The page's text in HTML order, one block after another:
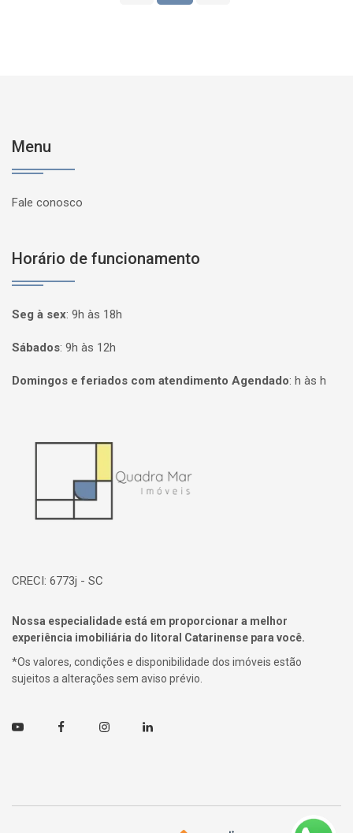
Menu
Fale conosco
Horário de funcionamento
Seg à sex: 9h às 18h
Sábados: 9h às 12h
Domingos e feriados com atendimento Agendado: h às h
CRECI: 6773j - SC
Nossa especialidade está em proporcionar a melhor
experiência imobiliária do litoral Catarinense para você.
*Os valores, condições e disponibilidade dos imóveis estão
sujeitos a alterações sem aviso prévio.
Youtube FacebookInstagramLinkedin